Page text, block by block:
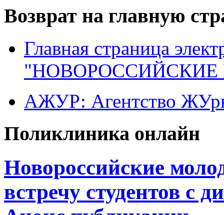
Возврат на главную
Главная страница
"НОВОРОССИЙСКИЕ
АЖУР: Агентство
Поликлиника онлайн
Новороссийские
встречу студентов